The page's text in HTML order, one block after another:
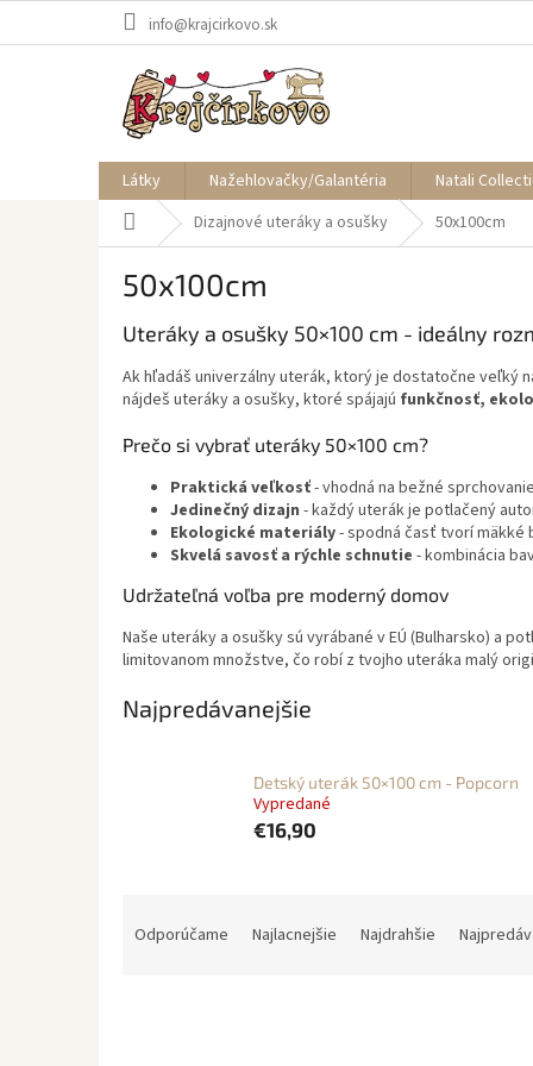
info@krajcirkovo.sk
Látky Nažehlovačky/Galantéria Natali
DomovDizajnové uteráky a osušky 50x100cm
50x100cm
Uteráky a osušky 50×100 cm - ideálny
Ak hľadáš univerzálny uterák, ktorý je dostatočne veľký
nájdeš uteráky a osušky, ktoré spájajú funkčnosť,
Prečo si vybrať uteráky 50×100 cm?
Praktická veľkosť- vhodná na bežné
Jedinečný dizajn - každý uterák je potlačený
Ekologické materiály- spodná časť tvorí mäkké
Skvelá savosť a rýchle schnutie - kombinácia
Udržateľná voľba pre moderný domov
Naše uteráky a osušky sú vyrábané v EÚ (Bulharsko) a
limitovanom množstve, čo robí z tvojho uteráka malý
Najpredávanejšie
Detský uterák 50×100 cm - Popcorn
Vypredané
€16,90
Odporúčame Najlacnejšie Najdrahšie